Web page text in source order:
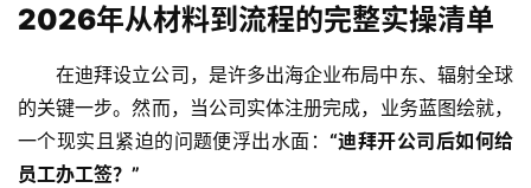
2026年从材料到流程的完整实操清单
在迪拜设立公司，是许多出海企业布局中东、辐射全球
的关键一步。然而，当公司实体注册完成，业务蓝图绘就，
一个现实且紧迫的问题便浮出水面：“迪拜开公司后如何给
员工办工签？”